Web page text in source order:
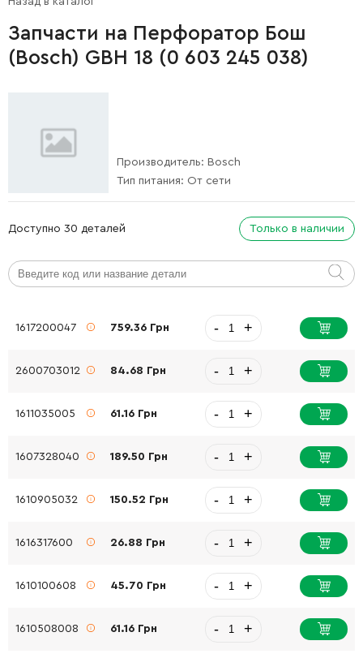
Запчасти на Перфоратор Бош
(Bosch) GBH 18 (0 603 245 038)
Производитель: Bosch
Тип питания: От сети
Доступно 30 деталей Только в наличии
1617200047 759.36 Грн - +
2600703012 84.68 Грн - +
1611035005 61.16 Грн - +
1607328040 189.50 Грн - +
1610905032 150.52 Грн - +
1616317600 26.88 Грн - +
1610100608 45.70 Грн - +
1610508008 61.16 Грн - +